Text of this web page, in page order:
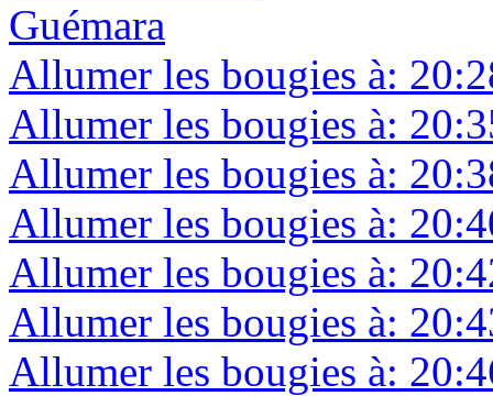
Guémara
Allumer les bougies à:
Allumer les bougies à:
Allumer les bougies à:
Allumer les bougies à:
Allumer les bougies à:
Allumer les bougies à:
Allumer les bougies à: